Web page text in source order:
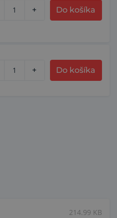
+ Do košíka
+ Do košíka
214.99 KB